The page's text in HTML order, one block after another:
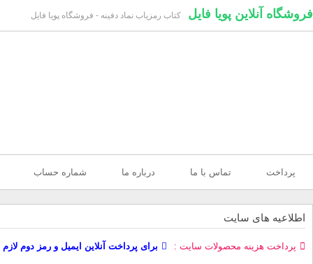
فروشگاه آنلاین پویا فایل کتاب رمزیاب نماد دفینه - فروشگاه پویا فایل
پرداخت تماس با ما درباره ما شماره حساب
اطلاعیه های سایت
پرداخت هزینه محصولات سایت برای پرداخت آنلاین ایمیل و رمز دوم